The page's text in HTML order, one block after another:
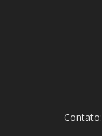
Contato: